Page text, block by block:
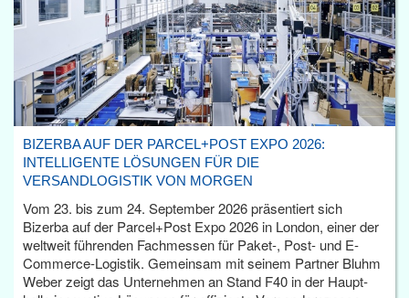
BIZERBA AUF DER PARCEL+POST EXPO 2026:
INTELLIGENTE LÖSUNGEN FÜR DIE
VERSANDLOGISTIK VON MORGEN
Vom 23. bis zum 24. September 2026 präsentiert sich
Bizerba auf der Parcel+Post Expo 2026 in London, einer der
weltweit führenden Fachmessen für Paket-, Post- und E-
Commerce-Logistik. Gemeinsam mit seinem Partner Bluhm
Weber zeigt das Unternehmen an Stand F40 in der Haupt­